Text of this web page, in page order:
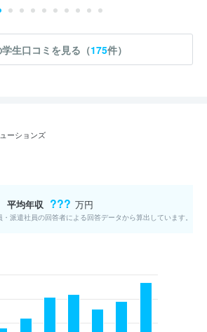
生口コミを見る（175件）
ーションズ
平均年収 ??? 万円
派遣社員の回答者による回答データから算出しています。